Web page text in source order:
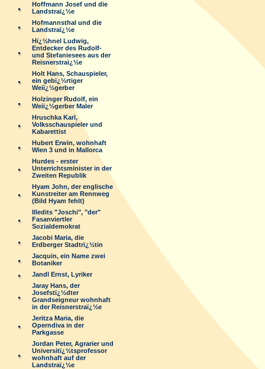
Hoffmann Josef und die
Landstraï¿½e
Hofmannsthal und die
Landstraï¿½e
Hï¿½hnel Ludwig,
Entdecker des Rudolf-
und Stefaniesees aus der
Reisnerstraï¿½e
Holt Hans, Schauspieler,
ein gebï¿½rtiger
Weiï¿½gerber
Holzinger Rudolf, ein
Weiï¿½gerber Maler
Hruschka Karl,
Volksschauspieler und
Kabarettist
Hubert Erwin, wohnhaft
Wien 3 und in Mallorca
Hurdes - erster
Unterrichtsminister in der
Zweiten Republik
Hyam John, der englische
Kunstreiter am Rennweg
(Bild Hyam fehlt)
Illedits "Joschi", "der"
Fasanviertler
Sozialdemokrat
Jacobi Maria, die
Erdberger Stadtrï¿½tin
Jacquin, ein Name zwei
Botaniker
Jandl Ernst, Lyriker
Jaray Hans, der
Josefstï¿½dter
Grandseigneur wohnhaft
in der Reisnerstraï¿½e
Jeritza Maria, die
Operndiva in der
Parkgasse
Jordan Peter, Agrarier und
Universitï¿½tsprofessor
wohnhaft auf der
Landstraï¿½e